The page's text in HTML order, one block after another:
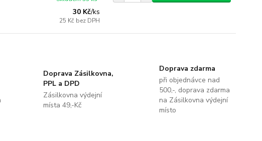
30 Kč/ks
25 Kč bez DPH
Doprava Zásilkovna,
PPL a DPD
Zásilkovna výdejní
místa 49,-Kč
Doprava zdarma
při objednávce nad
500,-, doprava zdarma
na Zásilkovna výdejní
místo